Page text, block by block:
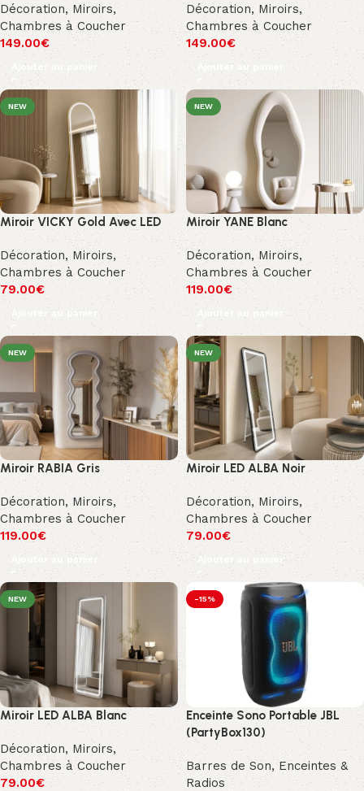
Décoration, Miroirs,
Chambres à Coucher
149.00€
Ajouter au panier
Décoration, Miroirs,
Chambres à Coucher
149.00€
Ajouter au panier
NEW
Miroir VICKY Gold Avec LED
Décoration, Miroirs,
Chambres à Coucher
79.00€
Ajouter au panier
NEW
Miroir YANE Blanc
Décoration, Miroirs,
Chambres à Coucher
119.00€
Ajouter au panier
NEW
Miroir RABIA Gris
Décoration, Miroirs,
Chambres à Coucher
119.00€
Ajouter au panier
NEW
Miroir LED ALBA Noir
Décoration, Miroirs,
Chambres à Coucher
79.00€
Ajouter au panier
NEW
Miroir LED ALBA Blanc
Décoration, Miroirs,
Chambres à Coucher
79.00€
-15%
Enceinte Sono Portable JBL
(PartyBox130)
Barres de Son, Enceintes &
Radios